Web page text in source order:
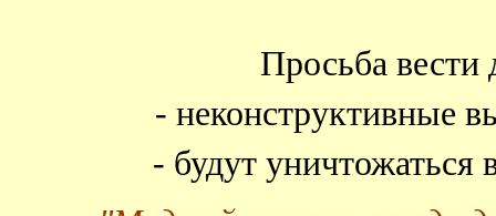
Просьба вести
- неконструктивные
- будут